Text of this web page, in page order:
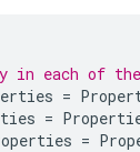
in each of
=
=
=